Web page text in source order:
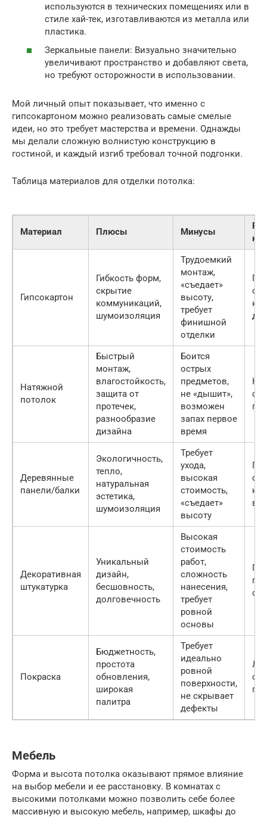
используются в технических помещениях или в
стиле хай-тек, изготавливаются из металла или
пластика.
Зеркальные панели: Визуально значительно
увеличивают пространство и добавляют света,
но требуют осторожности в использовании.
Мой личный опыт показывает, что именно с
гипсокартоном можно реализовать самые смелые
идеи, но это требует мастерства и времени. Однажды
мы делали сложную волнистую конструкцию в
гостиной, и каждый изгиб требовал точной подгонки.
Таблица материалов для отделки потолка:
Материал Плюсы Минусы
Гипсокартон
Гибкость форм,
скрытие
коммуникаций,
шумоизоляция
Трудоемкий
монтаж,
«съедает»
высоту,
требует
финишной
отделки
Натяжной
потолок
Быстрый
монтаж,
влагостойкость,
защита от
протечек,
разнообразие
дизайна
Боится
острых
предметов,
не «дышит»,
возможен
запах первое
время
Деревянные
панели/балки
Экологичность,
тепло,
натуральная
эстетика,
шумоизоляция
Требует
ухода,
высокая
стоимость,
«съедает»
высоту
Декоративная
штукатурка
Уникальный
дизайн,
бесшовность,
долговечность
Высокая
стоимость
работ,
сложность
нанесения,
требует
ровной
основы
Покраска
Бюджетность,
простота
обновления,
широкая
палитра
Требует
идеально
ровной
поверхности,
не скрывает
дефекты
с
Мебель
Форма и высота потолка оказывают прямое влияние
на выбор мебели и ее расстановку. В комнатах с
высокими потолками можно позволить себе более
массивную и высокую мебель, например, шкафы до